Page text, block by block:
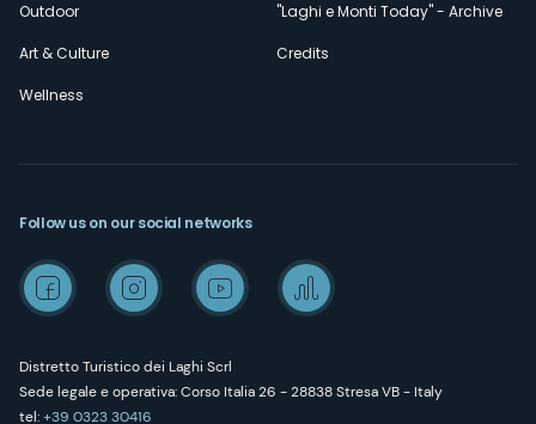
Outdoor
Art & Culture
Wellness
"Laghi e Monti Today" - Archive
Credits
Distretto Turistico dei Laghi Scrl
Sede legale e operativa: Corso Italia 26 - 28838 Stresa VB - Italy
tel:+39 0323 30416
Follow us on our social networks